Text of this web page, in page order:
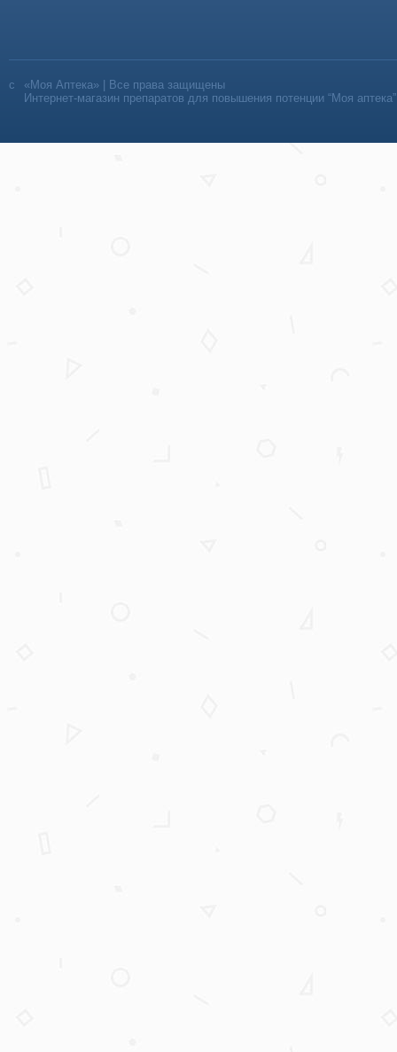
«Моя Аптека» | Все права защищены
Интернет-магазин препаратов для повышения потенции “Моя